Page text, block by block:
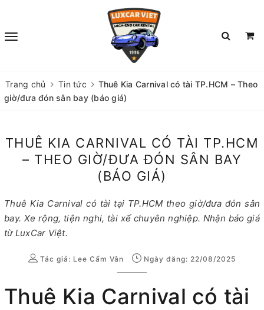
Trang chủ Tin tức
Thuê Kia Carnival có tài TP.HCM – Theo
giờ/đưa đón sân bay (báo giá)
THUÊ KIA CARNIVAL CÓ TÀI TP.HCM
– THEO GIỜ/ĐƯA ĐÓN SÂN BAY
(BÁO GIÁ)
Thuê Kia Carnival có tài tại TP.HCM theo giờ/đưa đón sân
bay. Xe rộng, tiện nghi, tài xế chuyên nghiệp. Nhận báo giá
từ LuxCar Việt.
Tác giả: Lee Cẩm Vân Ngày đăng: 22/08/2025
Thuê Kia Carnival có tài